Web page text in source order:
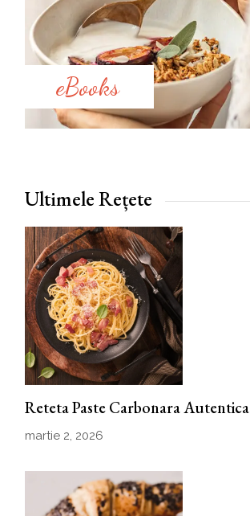
eBooks
Ultimele Rețete
Reteta Paste Carbonara Autentica
martie 2, 2026